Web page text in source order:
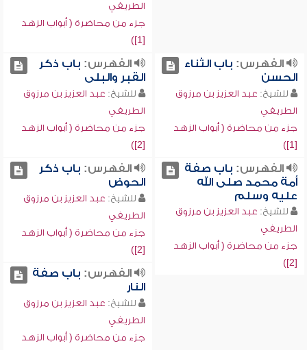
الطريفي
جزء من محاضرة ( أبواب الزهد
[1])
الفهرس: باب الثناء
الحسن
للشيخ: عبد العزيز بن مرزوق
الطريفي
جزء من محاضرة ( أبواب الزهد
[1])
الفهرس: باب ذكر
القبر والبلى
للشيخ: عبد العزيز بن مرزوق
الطريفي
جزء من محاضرة ( أبواب الزهد
[2])
الفهرس: باب صفة
أمة محمد صلى الله
عليه وسلم
للشيخ: عبد العزيز بن مرزوق
الطريفي
جزء من محاضرة ( أبواب الزهد
[2])
الفهرس: باب ذكر
الحوض
للشيخ: عبد العزيز بن مرزوق
الطريفي
جزء من محاضرة ( أبواب الزهد
[2])
الفهرس: باب صفة
النار
للشيخ: عبد العزيز بن مرزوق
الطريفي
جزء من محاضرة ( أبواب الزهد